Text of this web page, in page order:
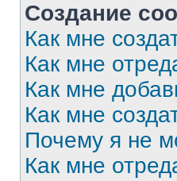
Создание
Как мне
Как мне
Как мне
Как мне
Почему я не
Как мне